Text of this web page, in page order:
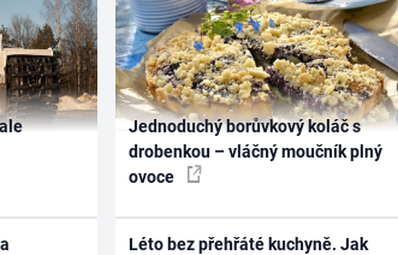
Jednoduchý borůvkový koláč s
drobenkou – vláčný moučník plný
ovoce
Léto bez přehřáté kuchyně. Jak